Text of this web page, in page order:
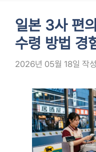
일본 3사 편
수령 방법 경
2026년 05월 18일 작